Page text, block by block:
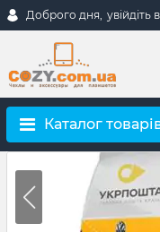
Доброго дня, увійдіть
Каталог